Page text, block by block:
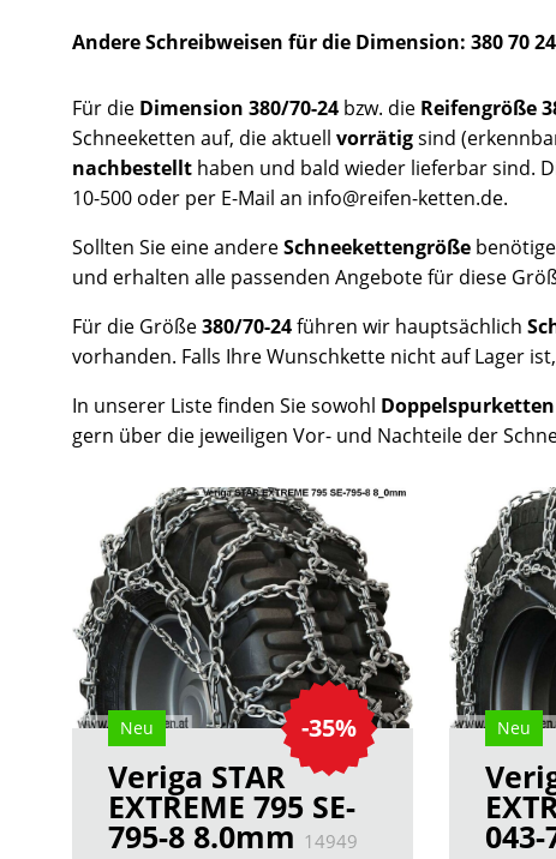
Andere Schreibweisen für die Dimension: 380 70
Für die Dimension 380/70-24 bzw. die Reifengröße
Schneeketten auf, die aktuell vorrätigsind
nachbestellt haben und bald wieder lieferbar sind.
10-500 oder per E-Mail an info@reifen-ketten.de.
Sollten Sie eine andereSchneekettengröße
und erhalten alle passenden Angebote für diese
Für die Größe380/70-24führen wir hauptsächlich
vorhanden. Falls Ihre Wunschkette nicht auf Lager
In unserer Liste finden Sie sowohl Doppelspurketten
gern über die jeweiligen Vor- und Nachteile der
-35%
Neu
Veriga STAR
EXTREME 795 SE-
795-8 8.0mm 14949
Neu